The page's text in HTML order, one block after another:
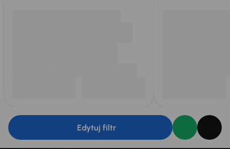
Edytuj filtr